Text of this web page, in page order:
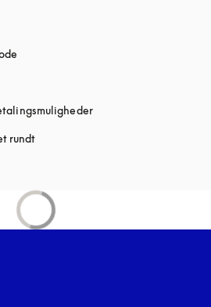
åbnes under en ny fane
rundt